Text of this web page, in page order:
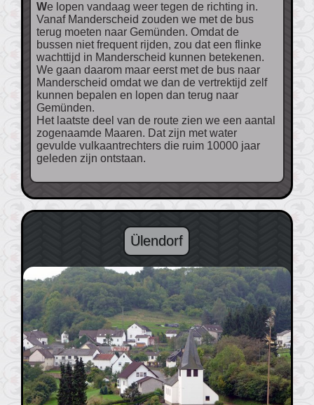
We lopen vandaag weer tegen de richting in.
Vanaf Manderscheid zouden we met de bus
terug moeten naar Gemünden. Omdat de
bussen niet frequent rijden, zou dat een flinke
wachttijd in Manderscheid kunnen betekenen.
We gaan daarom maar eerst met de bus naar
Manderscheid omdat we dan de vertrektijd zelf
kunnen bepalen en lopen dan terug naar
Gemünden.
Het laatste deel van de route zien we een aantal
zogenaamde Maaren. Dat zijn met water
gevulde vulkaantrechters die ruim 10000 jaar
geleden zijn ontstaan.
Ülendorf